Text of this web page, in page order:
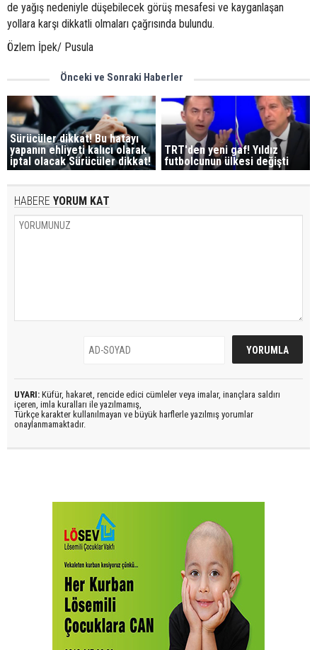
de yağış nedeniyle düşebilecek görüş mesafesi ve kayganlaşan
yollara karşı dikkatli olmaları çağrısında bulundu.
Özlem İpek/ Pusula
Önceki ve Sonraki Haberler
Sürücüler dikkat! Bu hatayı
yapanın ehliyeti kalıcı olarak
iptal olacak Sürücüler dikkat!
TRT'den yeni gaf! Yıldız
futbolcunun ülkesi değişti
HABERE YORUM KAT
UYARI: Küfür, hakaret, rencide edici cümleler veya imalar, inançlara saldırı
içeren, imla kuralları ile yazılmamış,
Türkçe karakter kullanılmayan ve büyük harflerle yazılmış yorumlar
onaylanmamaktadır.